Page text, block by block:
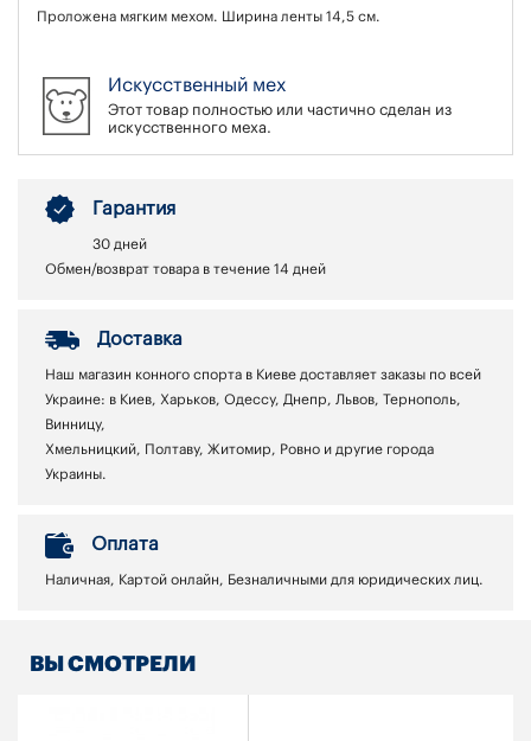
Проложена мягким мехом. Ширина ленты 14,5 см.
Искусственный мех
Этот товар полностью или частично сделан из
искусственного меха.
Гарантия
30 дней
Обмен/возврат товара в течение 14 дней
Доставка
Наш магазин конного спорта в Киеве доставляет заказы по всей
Украине: в Киев, Харьков, Одессу, Днепр, Львов, Тернополь,
Винницу,
Хмельницкий, Полтаву, Житомир, Ровно и другие города
Украины.
Оплата
Наличная, Картой онлайн, Безналичными для юридических лиц.
ВЫ СМОТРЕЛИ